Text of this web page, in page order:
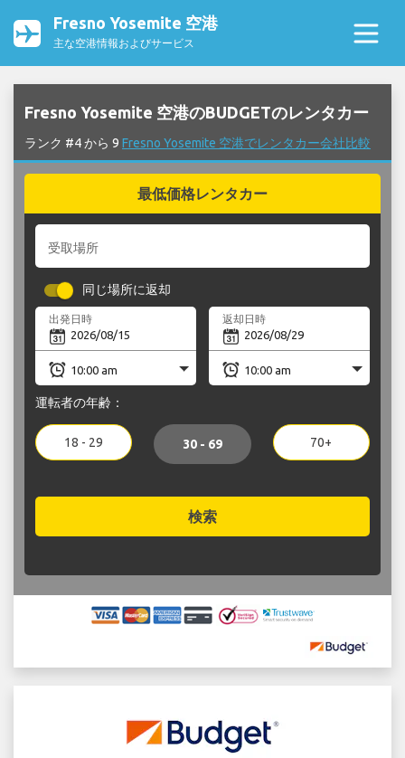
Fresno Yosemite 空港
主な空港情報およびサービス
Fresno Yosemite 空港のBUDGETのレンタカー
ランク #4 から 9 Fresno Yosemite 空港でレンタカー会社比較
最低価格レンタカー
受取場所
同じ場所に返却
出発日時 返却日時
運転者の年齢：
18 - 29 30 - 69 70+
検索